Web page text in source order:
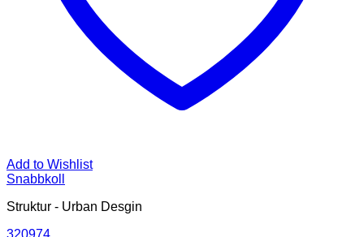
Add to Wishlist
Snabbkoll
Struktur - Urban Desgin
320974